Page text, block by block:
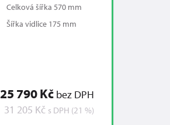
Celková šířka 570 mm
Šířka vidlice 175 mm
25 790 Kč bez DPH
31 205 Kč s DPH (21 %)